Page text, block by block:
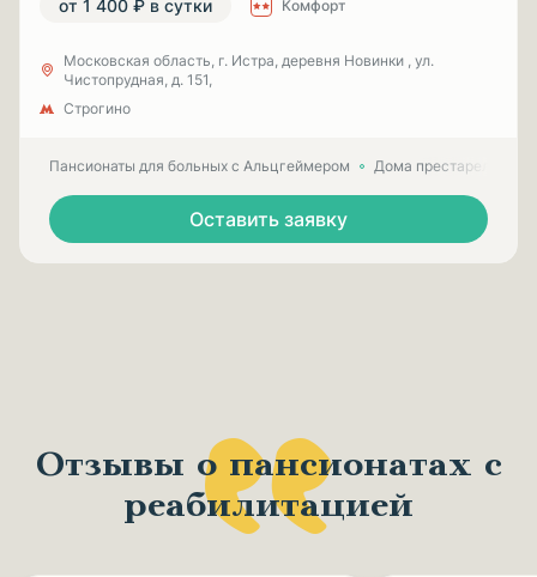
от 1 400 ₽ в сутки Комфорт
Московская область, г. Истра, деревня Новинки , ул.
Чистопрудная, д. 151,
Строгино
Пансионаты для больных с Альцгеймером Дома престарелых
Оставить заявку
Отзывы о пансионатах с
реабилитацией